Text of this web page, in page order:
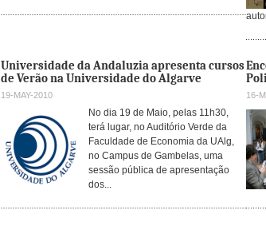
Universidade da Andaluzia apresenta cursos
de Verão na Universidade do Algarve
19-MAY-2010
No dia 19 de Maio, pelas 11h30,
terá lugar, no Auditório Verde da
Faculdade de Economia da UAlg,
no Campus de Gambelas, uma
sessão pública de apresentação
dos...
16-